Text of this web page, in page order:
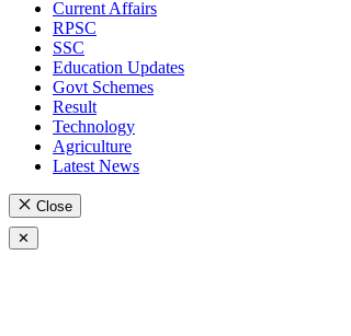
Current Affairs
RPSC
SSC
Education Updates
Govt Schemes
Result
Technology
Agriculture
Latest News
Close
✕